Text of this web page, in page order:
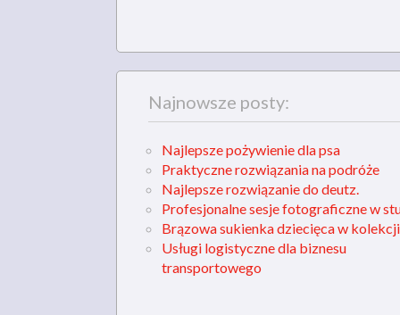
Najnowsze posty:
Najlepsze pożywienie dla psa
Praktyczne rozwiązania na podróże
Najlepsze rozwiązanie do deutz.
Profesjonalne sesje fotograficzne w
Brązowa sukienka dziecięca w
Usługi logistyczne dla biznesu
transportowego